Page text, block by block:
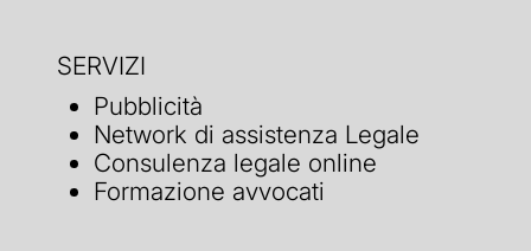
SERVIZI
Pubblicità
Network di assistenza Legale
Consulenza legale online
Formazione avvocati